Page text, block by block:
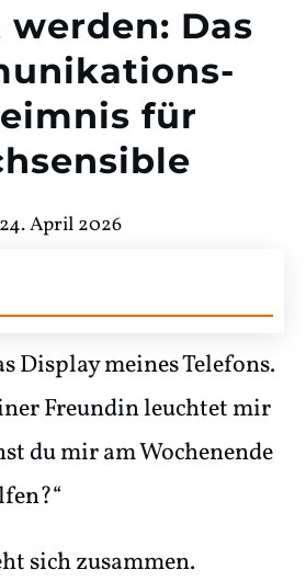
werden: Das
für
24. April 2026
Display meines Telefons.
Freundin leuchtet mir
du mir am Wochenende
sich zusammen.